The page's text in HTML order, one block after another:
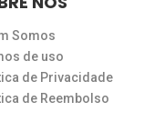
Somos
de uso
de Privacidade
de Reembolso